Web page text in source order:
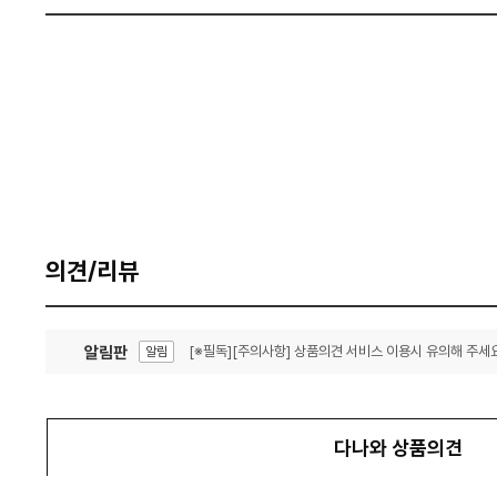
의견/리뷰
알림판 알림 [※필독][주의사항] 상품의견 서비스 이용시 유의해 주세
다나와 상품의견